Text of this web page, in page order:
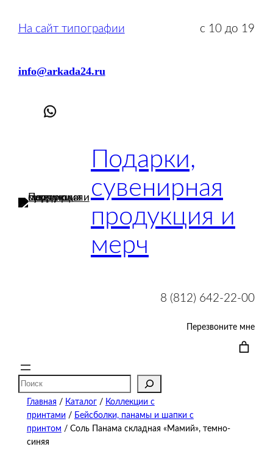
На сайт типографии с 10 до 19
info@arkada24.ru
Подарки,
сувенирная
продукция и
мерч
8 (812) 642-22-00
Перезвоните мне
Поиск
Главная / Каталог/ Коллекции с
принтами / Бейсболки, панамы и шапки с
принтом / Соль Панама складная «Мамий», темно-
синяя